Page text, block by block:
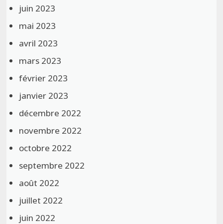
juin 2023
mai 2023
avril 2023
mars 2023
février 2023
janvier 2023
décembre 2022
novembre 2022
octobre 2022
septembre 2022
août 2022
juillet 2022
juin 2022